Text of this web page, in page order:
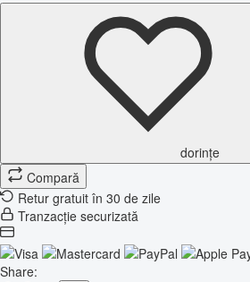
dorințe
Compară
Retur gratuit în 30 de zile
Tranzacție securizată
Share: